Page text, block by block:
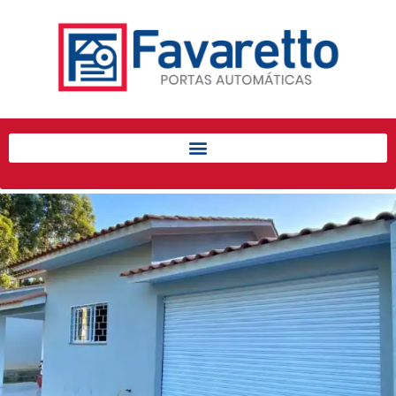
Início
Produtos
Porta de Enrolar Automática
Automatizadores
Acessórios Para Portas de
Enrolar
Pintura eletrostática
Portfólio
Contato